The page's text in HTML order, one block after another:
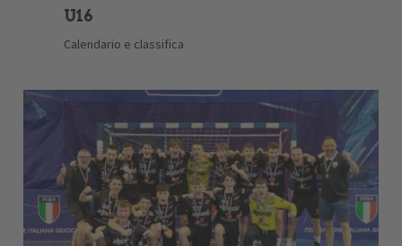
U16
Calendario e classifica